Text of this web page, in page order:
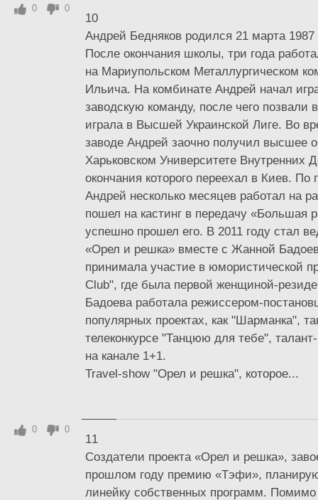
10
Андрей Бедняков родился 21 марта
После окончания школы, три года
на Мариупольском Металлургическом
Ильича. На комбинате Андрей начал
заводскую команду, после чего позвали
играла в Высшей Украинской Лиге. Во
заводе Андрей заочно получил высшее
Харьковском Университете Внутренних
окончания которого переехал в Киев. По
Андрей несколько месяцев работал на
пошел на кастинг в передачу «Большая
успешно прошел его. В 2011 году стал
«Орел и решка» вместе с Жанной
принимала участие в юмористической
Club", где была первой женщиной-
Бадоева работала режиссером-
популярных проектах, как "Шарманка",
телеконкурсе "Танцюю для тебе",
на канале 1+1.
Travel-show "Орел и решка", которое...
0 0
11
Создатели проекта «Орел и решка»,
прошлом году премию «Тэфи»,
линейку собственных программ.
0 0